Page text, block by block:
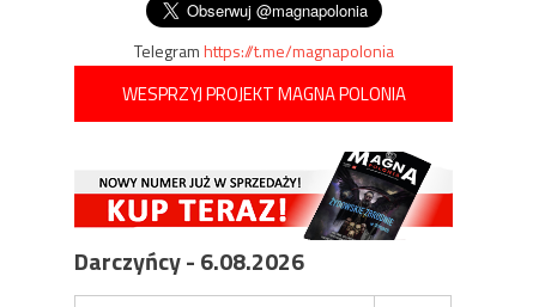
Telegramhttps://t.me/magnapolonia
WESPRZYJ PROJEKT MAGNA POLONIA
Darczyńcy - 6.08.2026